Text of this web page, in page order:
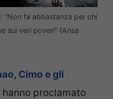
“Non fa abbastanza per chi
sui veri poveri” (Ansa
Cimo e gli
hanno proclamato